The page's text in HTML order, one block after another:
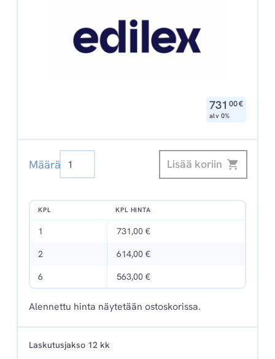
731 00€
alv 0%
Määrä Edilex
Peruspalvelu
Lisää koriin
KPL KPL HINTA
1 731,00 €
2 614,00 €
6 563,00 €
Alennettu hinta näytetään ostoskorissa.
Laskutusjakso 12 kk